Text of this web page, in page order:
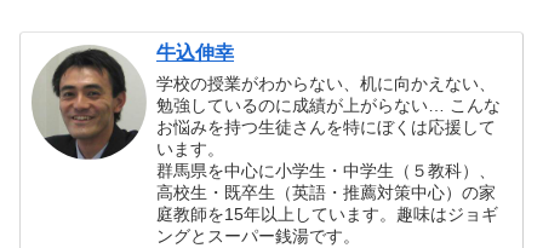
牛込伸幸
学校の授業がわからない、机に向かえない、
勉強しているのに成績が上がらない… こんな
お悩みを持つ生徒さんを特にぼくは応援して
います。
群馬県を中心に小学生・中学生（５教科）、
高校生・既卒生（英語・推薦対策中心）の家
庭教師を15年以上しています。趣味はジョギ
ングとスーパー銭湯です。